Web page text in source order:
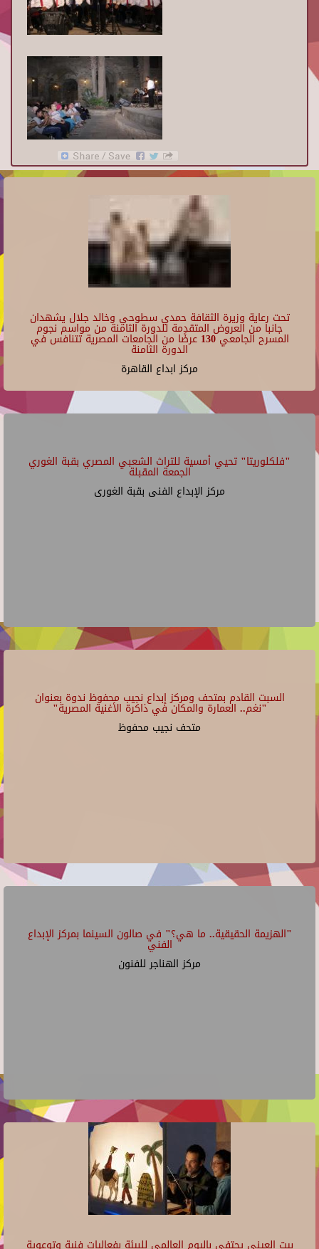
تحت رعاية وزيرة الثقافة حمدي سطوحي وخالد جلال يشهدان
جانبا من العروض المتقدمة للدورة الثامنة من مواسم نجوم
المسرح الجامعي 130 عرضًا من الجامعات المصرية تتنافس في
الدورة الثامنة
مركز ابداع القاهرة
"فلكلوريتا" تحيي أمسية للتراث الشعبي المصري بقبة الغوري
الجمعة المقبلة
مركز الإبداع الفنى بقبة الغورى
السبت القادم بمتحف ومركز إبداع نجيب محفوظ ندوة بعنوان
"نغم.. العمارة والمكان في ذاكرة الأغنية المصرية"
متحف نجيب محفوظ
"الهزيمة الحقيقية.. ما هي؟" في صالون السينما بمركز الإبداع
الفني
مركز الهناجر للفنون